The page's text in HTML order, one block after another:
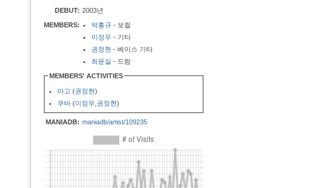
DEBUT: 2003년
MEMBERS:
박홍규 - 보컬
이정우 - 기타
권정현 - 베이스 기타
최윤실 - 드럼
MEMBERS' ACTIVITIES
마고 (권정현)
쿠바 (이정우 권정현)
MANIADB: maniadb/artist/109235